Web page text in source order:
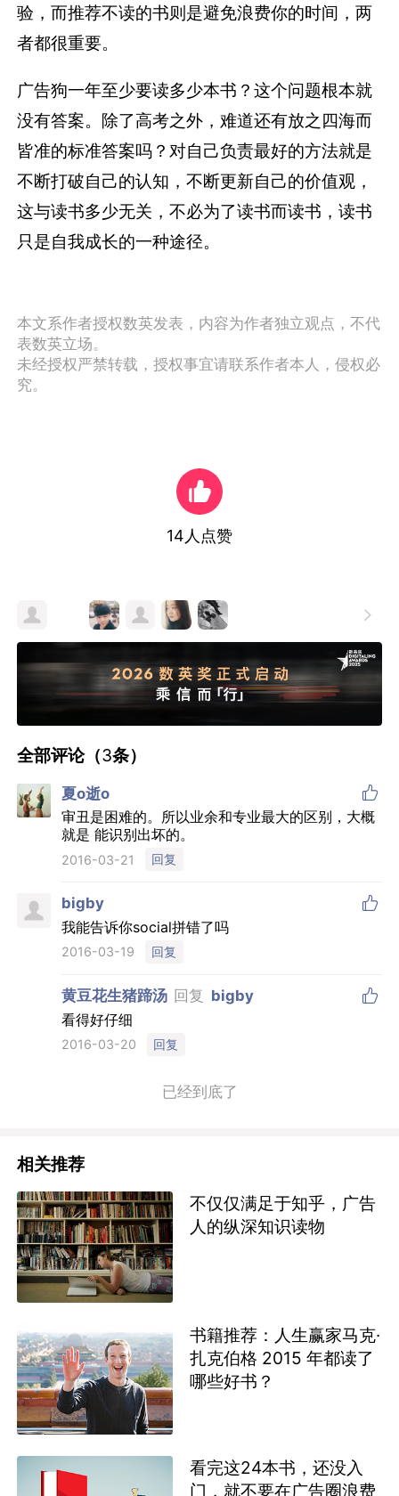
验，而推荐不读的书则是避免浪费你的时间，两
者都很重要。
广告狗一年至少要读多少本书？这个问题根本就
没有答案。除了高考之外，难道还有放之四海而
皆准的标准答案吗？对自己负责最好的方法就是
不断打破自己的认知，不断更新自己的价值观，
这与读书多少无关，不必为了读书而读书，读书
只是自我成长的一种途径。
本文系作者授权数英发表，内容为作者独立观点，不代
表数英立场。
未经授权严禁转载，授权事宜请联系作者本人，侵权必
究。
14 人点赞

全部评论（3条）
夏o逝o 
审丑是困难的。所以业余和专业最大的区别，大概
就是 能识别出坏的。
2016-03-21 回复
bigby 
我能告诉你social拼错了吗
2016-03-19 回复
黄豆花生猪蹄汤 回复 bigby 
看得好仔细
2016-03-20 回复
已经到底了
相关推荐
不仅仅满足于知乎，广告
人的纵深知识读物
书籍推荐：人生赢家马克·
扎克伯格 2015 年都读了
哪些好书？
看完这24本书，还没入
门，就不要在广告圈浪费